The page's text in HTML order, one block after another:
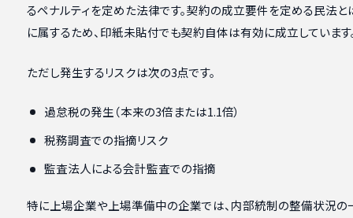
るペナルティを定めた法律です。契約の成立要件を定める民法
に属するため、印紙未貼付でも契約自体は有効に成立しています
ただし発生するリスクは次の3点です。
過怠税の発生（本来の3倍または1.1倍）
税務調査での指摘リスク
監査法人による会計監査での指摘
特に上場企業や上場準備中の企業では、内部統制の整備状況の